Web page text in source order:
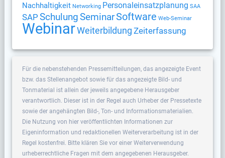
Nachhaltigkeit Networking Personaleinsatzplanung SAA
SAP SchulungSeminarSoftware Web-Seminar
WebinarWeiterbildung Zeiterfassung
Für die nebenstehenden Pressemitteilungen, das angezeigte Event
bzw. das Stellenangebot sowie für das angezeigte Bild- und
Tonmaterial ist allein der jeweils angegebene Herausgeber
verantwortlich. Dieser ist in der Regel auch Urheber der Pressetexte
sowie der angehängten Bild-, Ton- und Informationsmaterialien.
Die Nutzung von hier veröffentlichten Informationen zur
Eigeninformation und redaktionellen Weiterverarbeitung ist in der
Regel kostenfrei. Bitte klären Sie vor einer Weiterverwendung
urheberrechtliche Fragen mit dem angegebenen Herausgeber.